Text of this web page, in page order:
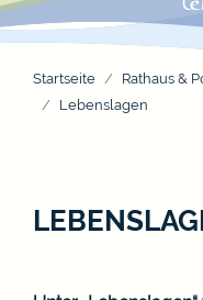
Startseite Rathaus &
Lebenslagen